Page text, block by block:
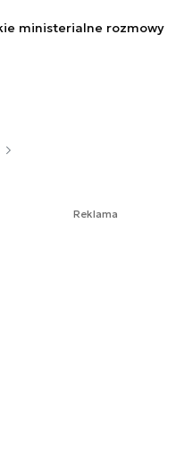
ministerialne rozmowy
Reklama